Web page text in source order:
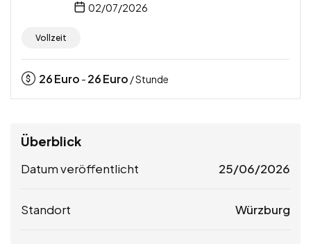
02/07/2026
Vollzeit
26Euro - 26Euro / Stunde
Überblick
Datum veröffentlicht 25/06/2026
Standort Würzburg